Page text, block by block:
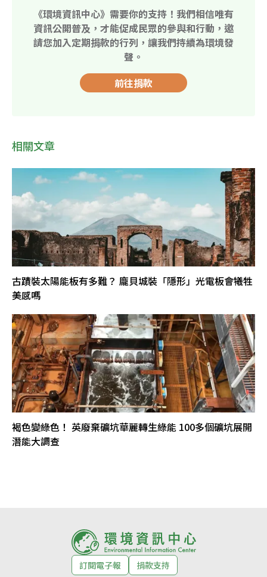
《環境資訊中心》需要你的支持！我們相信唯有
資訊公開普及，才能促成民眾的參與和行動，邀
請您加入定期捐款的行列，讓我們持續為環境發
聲。
前往捐款
相關文章
古蹟裝太陽能板有多難？ 龐貝城裝「隱形」光電板會犧牲
美感嗎
褐色變綠色！ 英廢棄礦坑華麗轉生綠能 100多個礦坑展開
潛能大調查
訂閱電子報 捐款支持